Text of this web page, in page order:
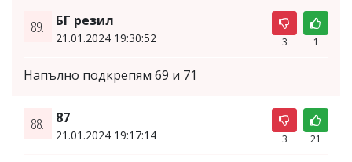
89. БГ резил
21.01.2024 19:30:52 3 1
Напълно подкрепям 69 и 71
88. 87
21.01.2024 19:17:14 3 21